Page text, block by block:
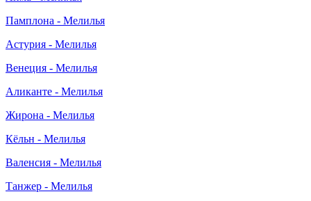
Памплона - Мелилья
Астурия - Мелилья
Венеция - Мелилья
Аликанте - Мелилья
Жирона - Мелилья
Кёльн - Мелилья
Валенсия - Мелилья
Танжер - Мелилья